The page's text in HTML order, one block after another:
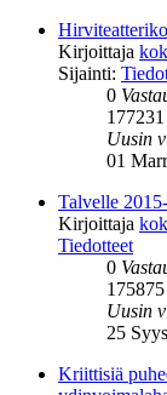
Kirjoittaja
Sijainti:
0
177231
Uusin
01
Talvelle
Kirjoittaja
Tiedotteet
0
175875
Uusin
25
Kriittisiä